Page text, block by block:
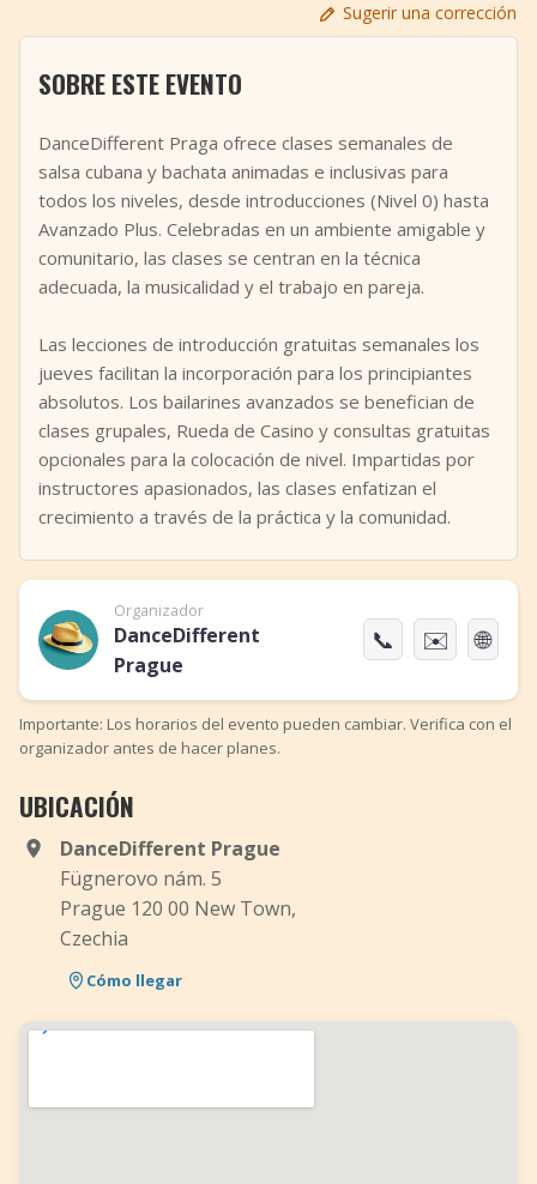
Sugerir una corrección
SOBRE ESTE EVENTO
DanceDifferent Praga ofrece clases semanales de
salsa cubana y bachata animadas e inclusivas para
todos los niveles, desde introducciones (Nivel 0) hasta
Avanzado Plus. Celebradas en un ambiente amigable y
comunitario, las clases se centran en la técnica
adecuada, la musicalidad y el trabajo en pareja.
Las lecciones de introducción gratuitas semanales los
jueves facilitan la incorporación para los principiantes
absolutos. Los bailarines avanzados se benefician de
clases grupales, Rueda de Casino y consultas gratuitas
opcionales para la colocación de nivel. Impartidas por
instructores apasionados, las clases enfatizan el
crecimiento a través de la práctica y la comunidad.
Organizador
DanceDifferent
Prague
📞 ✉️ 🌐
Importante: Los horarios del evento pueden cambiar. Verifica con el
organizador antes de hacer planes.
UBICACIÓN
DanceDifferent Prague
Fügnerovo nám. 5
Prague 120 00 New Town,
Czechia
Cómo llegar